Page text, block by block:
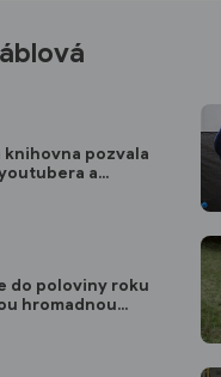
knihovna pozvala
a
do poloviny roku
hromadnou